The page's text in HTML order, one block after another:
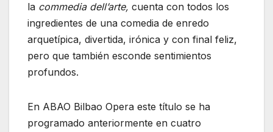
la commedia dell’arte, cuenta con todos los
ingredientes de una comedia de enredo
arquetípica, divertida, irónica y con final feliz,
pero que también esconde sentimientos
profundos.
En ABAO Bilbao Opera este título se ha
programado anteriormente en cuatro